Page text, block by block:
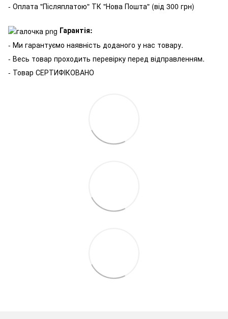
- Оплата "Післяплатою" ТК "Нова Пошта" (від 300 грн)
Гарантія:
- Ми гарантуємо наявність доданого у нас товару.
- Весь товар проходить перевірку перед відправленням.
- Товар СЕРТИФІКОВАНО